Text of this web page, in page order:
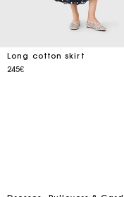
Long cotton skirt
245€